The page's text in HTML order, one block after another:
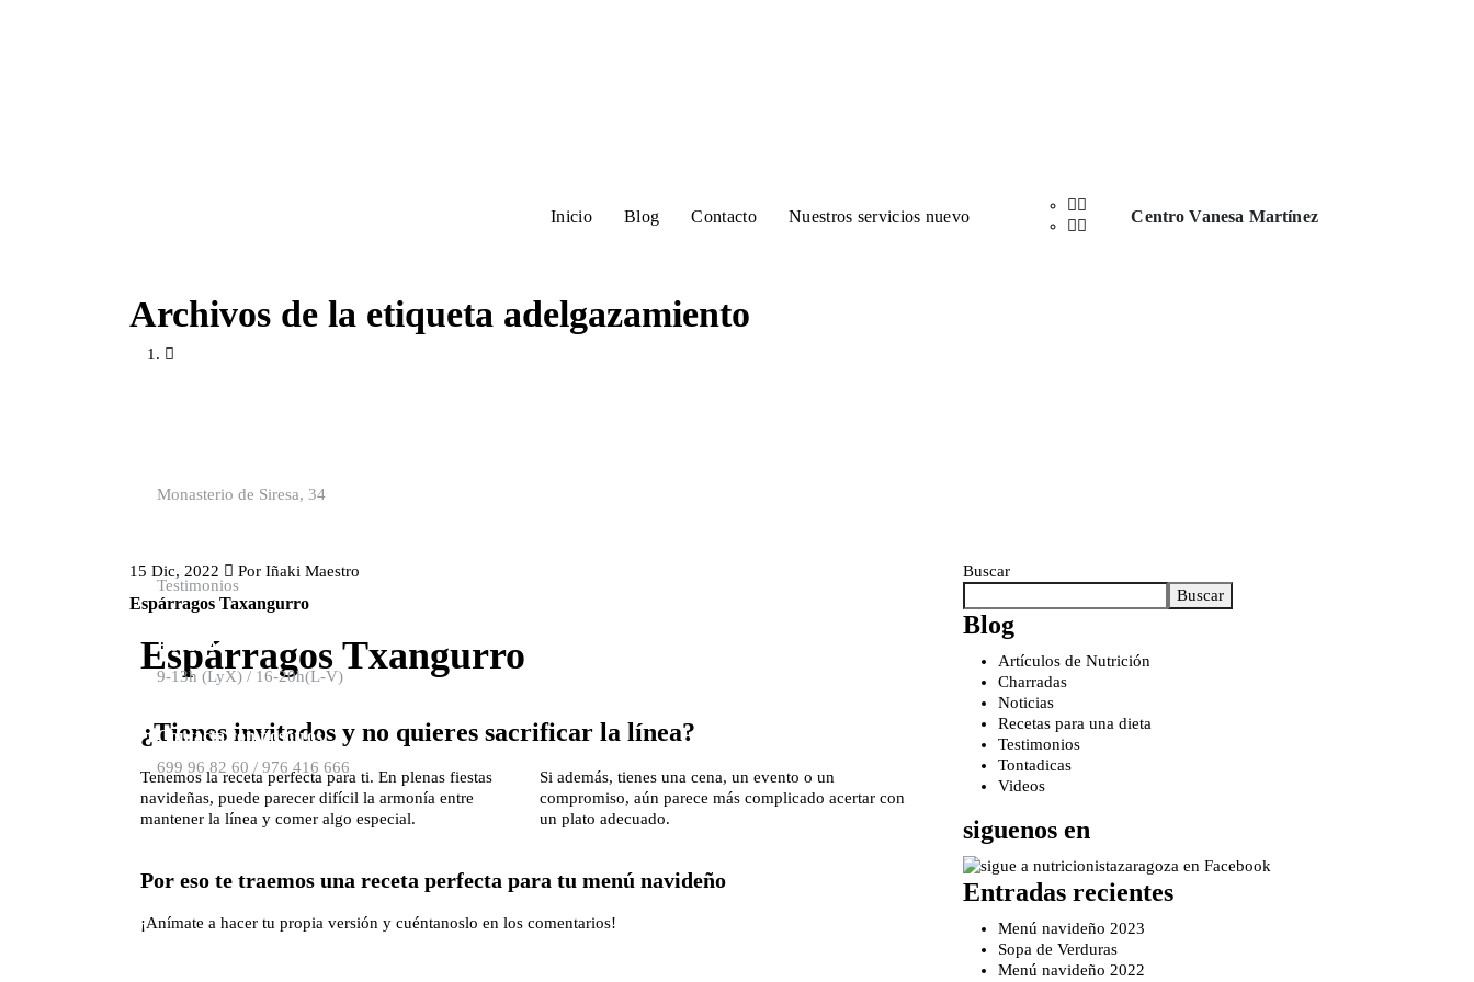
Inicio Blog Contacto Nuestros servicios nuevo Centro Vanesa Martínez
Monasterio de Siresa, 34
Testimonios
Horario
9-13h (LyX) / 16-20h(L-V)
Contacta con nosotros
699 96 82 60 / 976 416 666
Archivos de la etiqueta adelgazamiento
15 Dic, 2022 Por Iñaki Maestro
Espárragos Taxangurro
Espárragos Txangurro
¿Tienes invitados y no quieres sacrificar la línea?
Tenemos la receta perfecta para ti. En plenas fiestas
navideñas, puede parecer difícil la armonía entre
mantener la línea y comer algo especial.
Si además, tienes una cena, un evento o un
compromiso, aún parece más complicado acertar con
un plato adecuado.
Por eso te traemos una receta perfecta para tu menú navideño
¡Anímate a hacer tu propia versión y cuéntanoslo en los comentarios!
Buscar
Buscar
Blog
Artículos de Nutrición
Charradas
Noticias
Recetas para una dieta
Testimonios
Tontadicas
Videos
siguenos en
Entradas recientes
Menú navideño 2023
Sopa de Verduras
Menú navideño 2022